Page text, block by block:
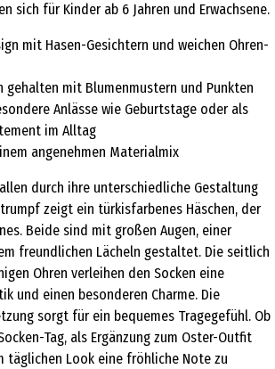
sich für Kinder ab 6 Jahren und Erwachsene.
mit Hasen-Gesichtern und weichen Ohren-
gehalten mit Blumenmustern und Punkten
Anlässe wie Geburtstage oder als
im Alltag
angenehmen Materialmix
durch ihre unterschiedliche Gestaltung
zeigt ein türkisfarbenes Häschen, der
Beide sind mit großen Augen, einer
freundlichen Lächeln gestaltet. Die seitlich
Ohren verleihen den Socken eine
und einen besonderen Charme. Die
sorgt für ein bequemes Tragegefühl. Ob
Tag, als Ergänzung zum Oster-Outfit
täglichen Look eine fröhliche Note zu